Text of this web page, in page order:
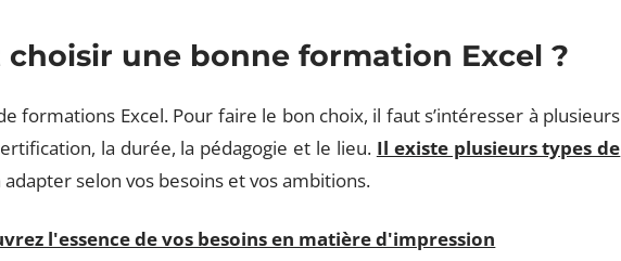
choisir une bonne formation Excel ?
formations Excel. Pour faire le bon choix, il faut s’intéresser à plusieurs
la durée, la pédagogie et le lieu. Il existe plusieurs types de
adapter selon vos besoins et vos ambitions.
l'essence de vos besoins en matière d'impression